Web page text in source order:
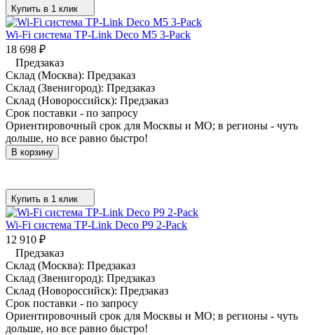
Купить в 1 клик
Wi-Fi система TP-Link Deco M5 3-Pack
18 698 ₽
Предзаказ
Склад (Москва): Предзаказ
Склад (Звенигород): Предзаказ
Склад (Новороссийск): Предзаказ
Срок поставки - по запросу
Ориентировочный срок для Москвы и МО; в регионы - чуть
дольше, но все равно быстро!
В корзину
Купить в 1 клик
Wi-Fi система TP-Link Deco P9 2-Pack
12 910 ₽
Предзаказ
Склад (Москва): Предзаказ
Склад (Звенигород): Предзаказ
Склад (Новороссийск): Предзаказ
Срок поставки - по запросу
Ориентировочный срок для Москвы и МО; в регионы - чуть
дольше, но все равно быстро!